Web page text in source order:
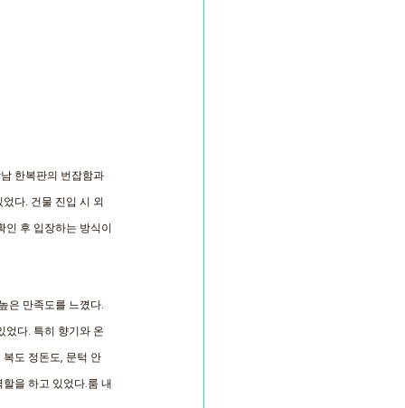
한복판의 번잡함과
다. 건물 진입 시 외
후 입장하는 방식이
은 만족도를 느꼈다.
었다. 특히 향기와 온
도 정돈도, 문턱 안
을 하고 있었다.룸 내